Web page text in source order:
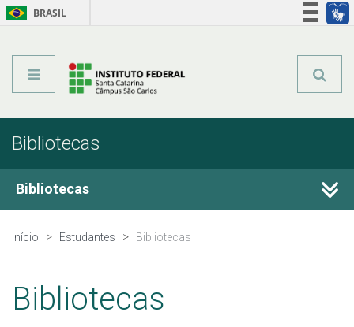
BRASIL
Bibliotecas
Bibliotecas
Horário de funcionamento
Portal Capes
Início Estudantes Bibliotecas
Bibliotecas